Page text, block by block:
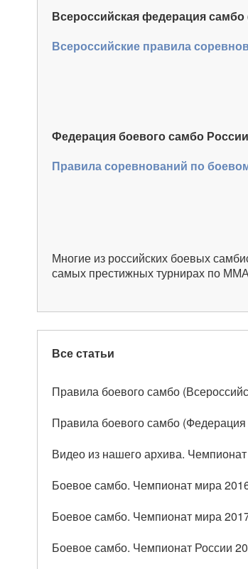
Всероссийская федерация
Всероссийские правила
Федерация боевого самбо
Правила соревнований по
Многие из российских боевых
самых престижных турнирах по
Все статьи
Правила боевого самбо
Правила боевого самбо
Видео из нашего архива.
Боевое самбо. Чемпионат мира
Боевое самбо. Чемпионат мира
Боевое самбо. Чемпионат России